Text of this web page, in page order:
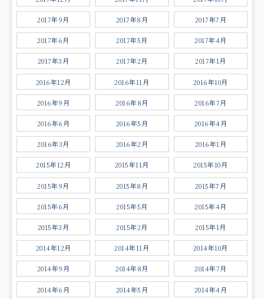
2017年9月 2017年8月 2017年7月
2017年6月 2017年5月 2017年4月
2017年3月 2017年2月 2017年1月
2016年12月 2016年11月 2016年10月
2016年9月 2016年8月 2016年7月
2016年6月 2016年5月 2016年4月
2016年3月 2016年2月 2016年1月
2015年12月 2015年11月 2015年10月
2015年9月 2015年8月 2015年7月
2015年6月 2015年5月 2015年4月
2015年3月 2015年2月 2015年1月
2014年12月 2014年11月 2014年10月
2014年9月 2014年8月 2014年7月
2014年6月 2014年5月 2014年4月